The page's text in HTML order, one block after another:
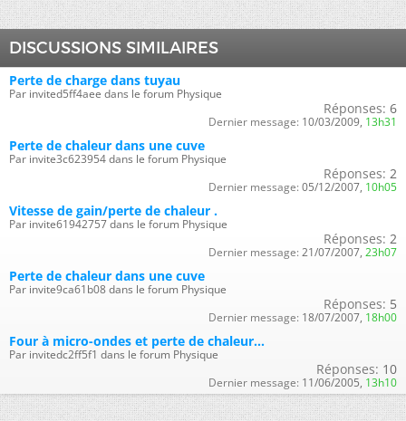
DISCUSSIONS SIMILAIRES
Perte de charge dans tuyau
Par invited5ff4aee dans le forum Physique
Réponses: 6
Dernier message: 10/03/2009, 13h31
Perte de chaleur dans une cuve
Par invite3c623954 dans le forum Physique
Réponses: 2
Dernier message: 05/12/2007, 10h05
Vitesse de gain/perte de chaleur .
Par invite61942757 dans le forum Physique
Réponses: 2
Dernier message: 21/07/2007, 23h07
Perte de chaleur dans une cuve
Par invite9ca61b08 dans le forum Physique
Réponses: 5
Dernier message: 18/07/2007, 18h00
Four à micro-ondes et perte de chaleur...
Par invitedc2ff5f1 dans le forum Physique
Réponses: 10
Dernier message: 11/06/2005, 13h10